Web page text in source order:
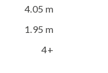
4.05 m
1.95 m
4+